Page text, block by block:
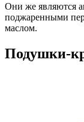
Они же являются
поджаренными
маслом.
Подушки-